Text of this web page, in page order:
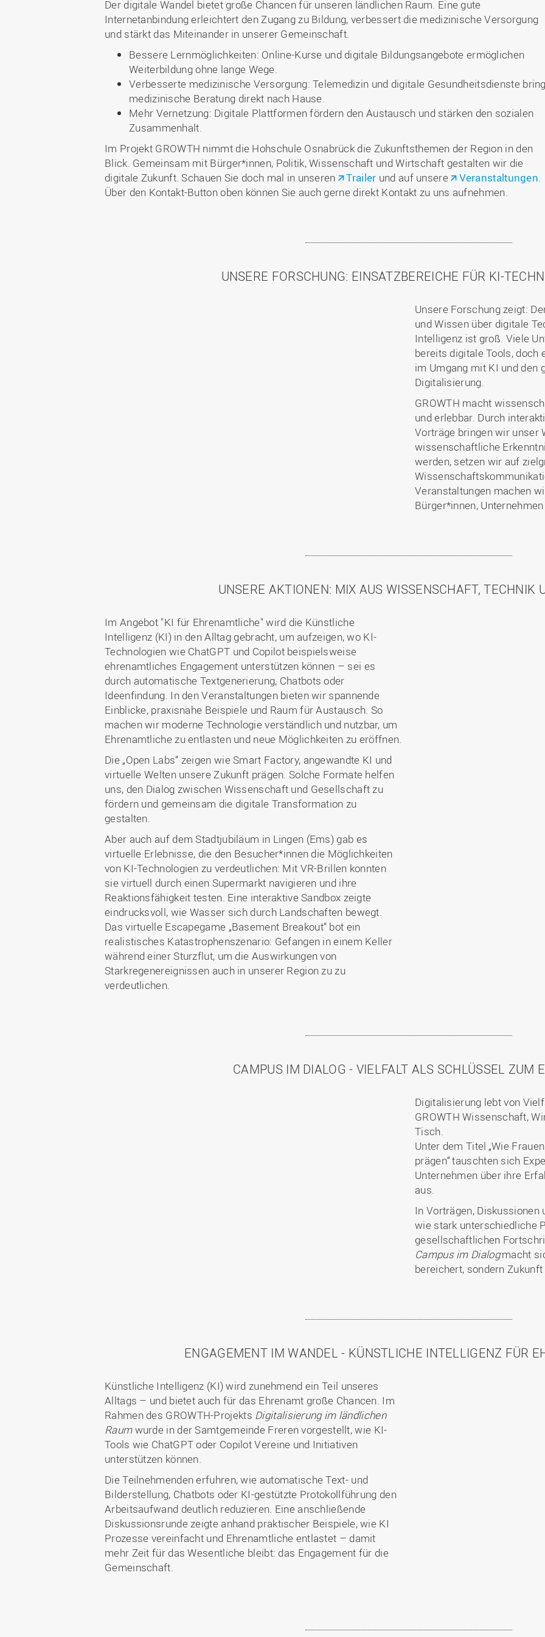
Der digitale Wandel bietet große Chancen für unseren ländlichen Raum. Eine gute
Internetanbindung erleichtert den Zugang zu Bildung, verbessert die medizinische Versorgung
und stärkt das Miteinander in unserer Gemeinschaft.
Bessere Lernmöglichkeiten: Online-Kurse und digitale Bildungsangebote ermöglichen
Weiterbildung ohne lange Wege.
Verbesserte medizinische Versorgung: Telemedizin und digitale Gesundheitsdienste
medizinische Beratung direkt nach Hause.
Mehr Vernetzung: Digitale Plattformen fördern den Austausch und stärken den sozialen
Zusammenhalt.
Im Projekt GROWTH nimmt die Hohschule Osnabrück die Zukunftsthemen der Region in den
Blick. Gemeinsam mit Bürger*innen, Politik, Wissenschaft und Wirtschaft gestalten wir die
digitale Zukunft. Schauen Sie doch mal in unseren
Trailer und auf unsere Veranstaltungen.
Über den Kontakt-Button oben können Sie auch gerne direkt Kontakt zu uns aufnehmen.
UNSERE FORSCHUNG: EINSATZBEREICHE FÜR KI-
Unsere Forschung zeigt:
und Wissen über digitale
Intelligenz ist groß. Viele
bereits digitale Tools,
im Umgang mit KI und den
Digitalisierung.
GROWTH macht
und erlebbar. Durch
Vorträge bringen wir unser
wissenschaftliche
werden, setzen wir auf
Veranstaltungen machen
Bürger*innen,
UNSERE AKTIONEN: MIX AUS WISSENSCHAFT, TECHNIK
Im Angebot "KI für Ehrenamtliche" wird die Künstliche
Intelligenz (KI) in den Alltag gebracht, um aufzeigen, wo KI-
Technologien wie ChatGPT und Copilot beispielsweise
ehrenamtliches Engagement unterstützen können – sei es
durch automatische Textgenerierung, Chatbots oder
Ideenfindung. In den Veranstaltungen bieten wir spannende
Einblicke, praxisnahe Beispiele und Raum für Austausch. So
machen wir moderne Technologie verständlich und nutzbar, um
Ehrenamtliche zu entlasten und neue Möglichkeiten zu eröffnen.
Die „Open Labs“ zeigen wie Smart Factory, angewandte KI und
virtuelle Welten unsere Zukunft prägen. Solche Formate helfen
uns, den Dialog zwischen Wissenschaft und Gesellschaft zu
fördern und gemeinsam die digitale Transformation zu
gestalten.
Aber auch auf dem Stadtjubiläum in Lingen (Ems) gab es
virtuelle Erlebnisse, die den Besucher*innen die Möglichkeiten
von KI-Technologien zu verdeutlichen: Mit VR-Brillen konnten
sie virtuell durch einen Supermarkt navigieren und ihre
Reaktionsfähigkeit testen. Eine interaktive Sandbox zeigte
eindrucksvoll, wie Wasser sich durch Landschaften bewegt.
Das virtuelle Escapegame „Basement Breakout“ bot ein
realistisches Katastrophenszenario: Gefangen in einem Keller
während einer Sturzflut, um die Auswirkungen von
Starkregenereignissen auch in unserer Region zu zu
verdeutlichen.
CAMPUS IM DIALOG - VIELFALT ALS SCHLÜSSEL ZUM
Digitalisierung lebt von
GROWTH Wissenschaft,
Tisch.
Unter dem Titel „Wie
prägen“ tauschten sich
Unternehmen über ihre
aus.
In Vorträgen,
wie stark unterschiedliche
gesellschaftlichen
Campus im Dialogmacht
bereichert, sondern
ENGAGEMENT IM WANDEL - KÜNSTLICHE INTELLIGENZ FÜR
Künstliche Intelligenz (KI) wird zunehmend ein Teil unseres
Alltags – und bietet auch für das Ehrenamt große Chancen. Im
Rahmen des GROWTH-Projekts Digitalisierung im ländlichen
Raumwurde in der Samtgemeinde Freren vorgestellt, wie KI-
Tools wie ChatGPT oder Copilot Vereine und Initiativen
unterstützen können.
Die Teilnehmenden erfuhren, wie automatische Text- und
Bilderstellung, Chatbots oder KI-gestützte Protokollführung den
Arbeitsaufwand deutlich reduzieren. Eine anschließende
Diskussionsrunde zeigte anhand praktischer Beispiele, wie KI
Prozesse vereinfacht und Ehrenamtliche entlastet – damit
mehr Zeit für das Wesentliche bleibt: das Engagement für die
Gemeinschaft.